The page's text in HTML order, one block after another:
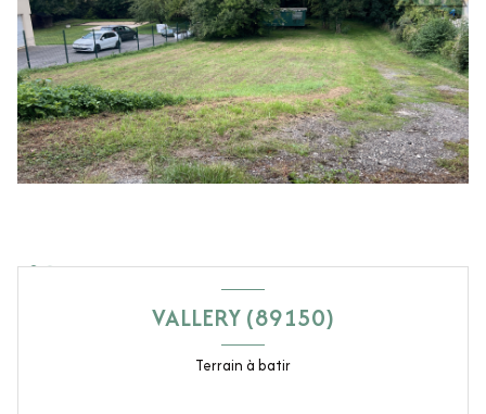
VALLERY (89150)
Terrain à batir